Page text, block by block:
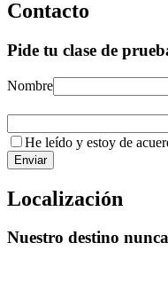
Contacto
Pide tu clase de
Nombre
He leído y estoy de
Localización
Nuestro destino